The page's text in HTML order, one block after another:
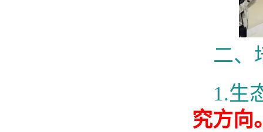
二、
1.生
究方向